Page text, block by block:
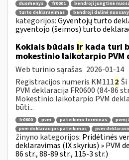
duomenys fr0001 bendroji jungtinė
turto deklaravimas
bendroji dalinė
kategorijos:Gyventojų turto
gyventojo (šeimos) turto
Kokiais būdais ir kada turi
mokestinio laikotarpio PVM
Web turinio sąrašas 2026-01-14
Registracijos numeris KM1112
PVM deklaracija FR0600 (84-86
Mokestinio laikotarpio PVM
būti...
fr0600 pvm pateikimo terminas pvmį
pvm deklaracijos pateikimas
pvm
žinyno kategorijos: Pridėtinės
deklaravimas (IX skyrius) » PVM
86 str., 88-89 str., 115-3 str.)